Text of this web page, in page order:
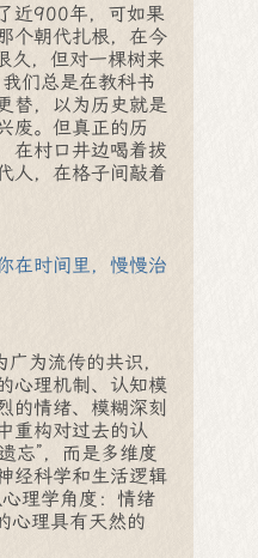
近900年，可如果
个朝代扎根，在今
久，但对一棵树来
们总是在教科书
替，以为历史就是
废。但真正的历
在村口井边喝着拔
人，在格子间敲着
在时间里，慢慢治
为流传的共识，
心理机制、认知模
的情绪、模糊深刻
重构对过去的认
忘”，而是多维度
经科学和生活逻辑
理学角度：情绪
心理具有天然的